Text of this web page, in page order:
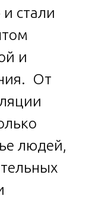
стали
и
От
людей,